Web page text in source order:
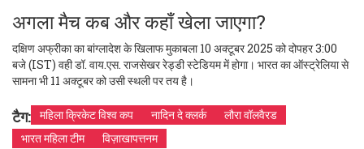
अगला मैच कब और कहाँ खेला जाएगा?
दक्षिण अफ्रीका का बांग्लादेश के खिलाफ मुकाबला 10 अक्टूबर 2025 को दोपहर 3:00
बजे (IST) वही डॉ. वाय.एस. राजसेखर रेड्डी स्टेडियम में होगा। भारत का ऑस्ट्रेलिया से
सामना भी 11 अक्टूबर को उसी स्थली पर तय है।
टैग: महिला क्रिकेट विश्व कप नादिन दे क्लर्क
लौरा वॉलवैरड
भारत महिला टीम
विज़ाखापत्तनम